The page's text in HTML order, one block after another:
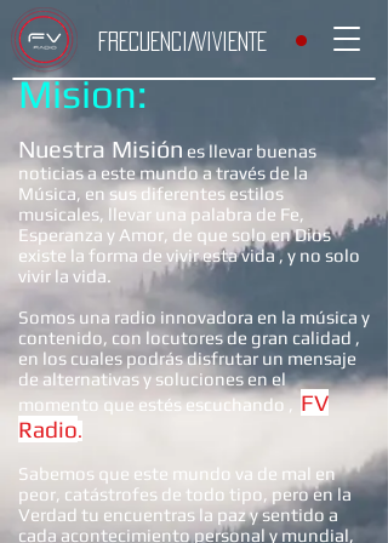
FRECUENCIAVIVIENTE
Mision:
Nuestra Misión es llevar buenas
noticias a este mundo a través de la
Música, en sus diferentes estilos
musicales, llevar una palabra de Fe,
Esperanza y Amor, de que solo en Dios
existe la forma de vivir esta vida , y no solo
vivir la vida.
Somos una radio innovadora en la música y
contenido, con locutores de gran calidad ,
en los cuales podrás disfrutar un mensaje
de alternativas y soluciones en el
momento que estés escuchando , FV
Radio.
Sabemos que este mundo va de mal en
peor, catástrofes de todo tipo, pero en la
Verdad tu encuentras la paz y sentido a
cada acontecimiento personal y mundial,